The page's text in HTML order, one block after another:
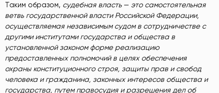
Таким образом, судебная власть — это самостоятельная
ветвь государственной власти Российской Федерации,
осуществляемая независимым судом в сотрудничестве с
другими институтами государства и общества в
установленной законом форме реализацию
предоставленных полномочий в целях обеспечения
охраны конституционного строя, защиты прав и свобод
человека и гражданина, законных интересов общества и
государства, путем правосудия и разрешения дел об